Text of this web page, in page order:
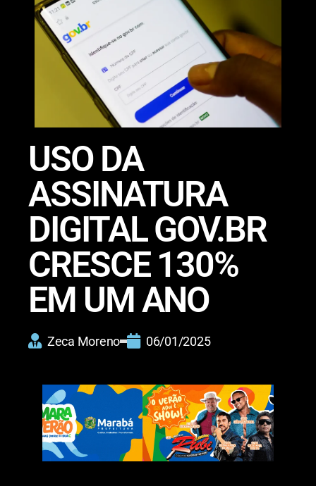
USO DA
ASSINATURA
DIGITAL GOV.BR
CRESCE 130%
EM UM ANO
Zeca Moreno 06/01/2025